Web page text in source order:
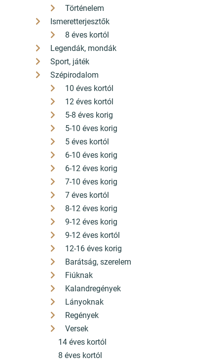
Történelem
Ismeretterjesztők
8 éves kortól
Legendák, mondák
Sport, játék
Szépirodalom
10 éves kortól
12 éves kortól
5-8 éves korig
5-10 éves korig
5 éves kortól
6-10 éves korig
6-12 éves korig
7-10 éves korig
7 éves kortól
8-12 éves korig
9-12 éves korig
9-12 éves kortól
12-16 éves korig
Barátság, szerelem
Fiúknak
Kalandregények
Lányoknak
Regények
Versek
14 éves kortól
8 éves kortól